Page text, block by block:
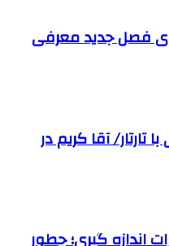
برای فصل جدید معرفی
تارتار/ آقا کریم در
اندازه گیری؛ چطور